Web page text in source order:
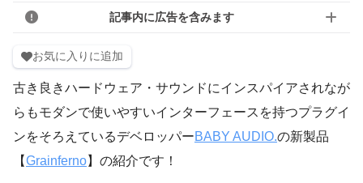
記事内に広告を含みます
お気に入りに追加
古き良きハードウェア・サウンドにインスパイアされなが
らもモダンで使いやすいインターフェースを持つプラグイ
ンをそろえているデベロッパーBABY AUDIO.の新製品
【Grainferno】の紹介です！